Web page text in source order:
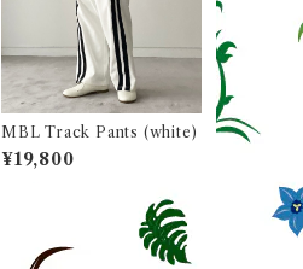
MBL Track Pants (white)
¥19,800